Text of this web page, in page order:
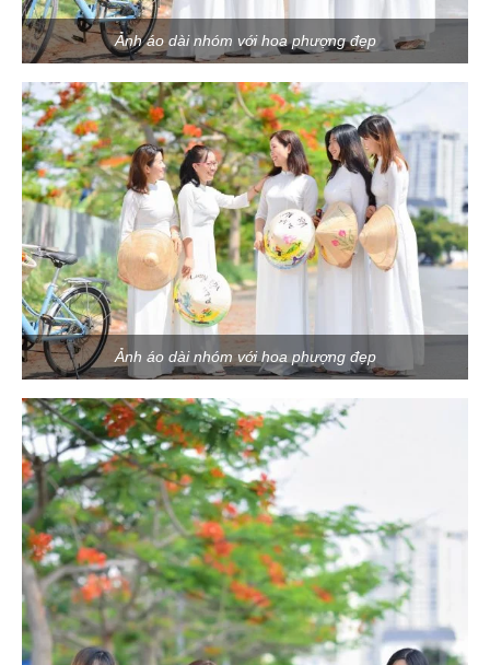
Ảnh áo dài nhóm với hoa phượng đẹp
Ảnh áo dài nhóm với hoa phượng đẹp